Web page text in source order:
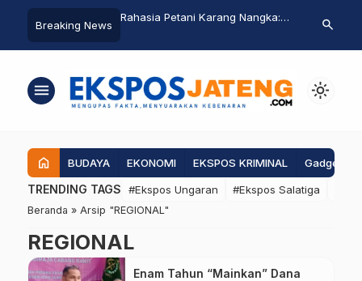
Breaking News
Diciduk Saat Makan di
Jambu
Rahasia Petani Karang Nangka:
Banyak
Ratusan
Pemkab Pati
search
menu light_mode
home BUDAYA EKONOMI EKSPOS KRIMINAL Gadgets
TRENDING TAGS #Ekspos Ungaran #Ekspos Salatiga
Beranda » Arsip "REGIONAL"
REGIONAL
Enam Tahun “Mainkan” Dana